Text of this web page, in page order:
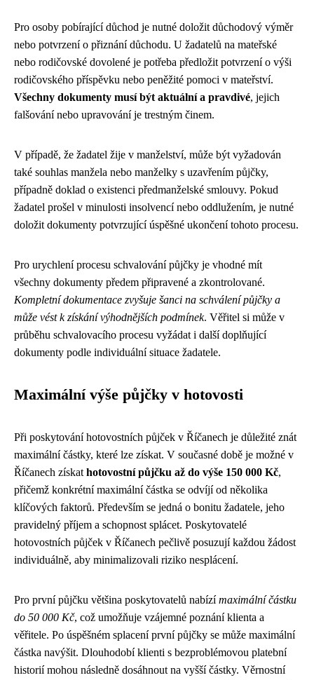
Pro osoby pobírající důchod je nutné doložit důchodový výměr
nebo potvrzení o přiznání důchodu. U žadatelů na mateřské
nebo rodičovské dovolené je potřeba předložit potvrzení o výši
rodičovského příspěvku nebo peněžité pomoci v mateřství.
Všechny dokumenty musí být aktuální a pravdivé, jejich
falšování nebo upravování je trestným činem.
V případě, že žadatel žije v manželství, může být vyžadován
také souhlas manžela nebo manželky s uzavřením půjčky,
případně doklad o existenci předmanželské smlouvy. Pokud
žadatel prošel v minulosti insolvencí nebo oddlužením, je nutné
doložit dokumenty potvrzující úspěšné ukončení tohoto procesu.
Pro urychlení procesu schvalování půjčky je vhodné mít
všechny dokumenty předem připravené a zkontrolované.
Kompletní dokumentace zvyšuje šanci na schválení půjčky a
může vést k získání výhodnějších podmínek. Věřitel si může v
průběhu schvalovacího procesu vyžádat i další doplňující
dokumenty podle individuální situace žadatele.
Maximální výše půjčky v hotovosti
Při poskytování hotovostních půjček v Říčanech je důležité znát
maximální částky, které lze získat. V současné době je možné v
Říčanech získat hotovostní půjčku až do výše 150 000 Kč,
přičemž konkrétní maximální částka se odvíjí od několika
klíčových faktorů. Především se jedná o bonitu žadatele, jeho
pravidelný příjem a schopnost splácet. Poskytovatelé
hotovostních půjček v Říčanech pečlivě posuzují každou žádost
individuálně, aby minimalizovali riziko nesplácení.
Pro první půjčku většina poskytovatelů nabízímaximální částku
do 50 000 Kč, což umožňuje vzájemné poznání klienta a
věřitele. Po úspěšném splacení první půjčky se může maximální
částka navýšit. Dlouhodobí klienti s bezproblémovou platební
historií mohou následně dosáhnout na vyšší částky. Věrnostní